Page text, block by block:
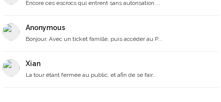
Encore ces escrocs qui entrent sans autorisation ...
Anonymous
Bonjour, Avec un ticket famille, puis accéder au P...
Xian
La tour étant fermée au public, et afin de se fair...